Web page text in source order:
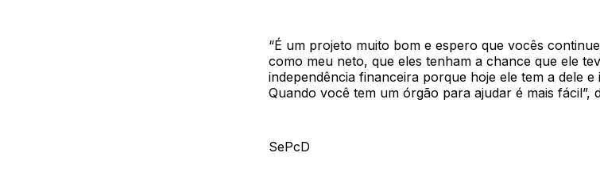
“É um projeto muito bom e espero que vocês
como meu neto, que eles tenham a chance que ele
independência financeira porque hoje ele tem a dele e
Quando você tem um órgão para ajudar é mais fácil”,
SePcD